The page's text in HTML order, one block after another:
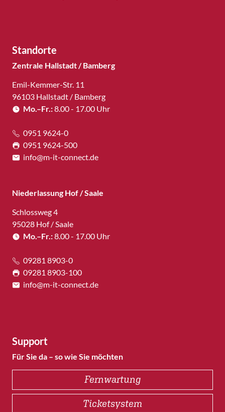
Standorte
Zentrale Hallstadt / Bamberg
Emil-Kemmer-Str. 11
96103 Hallstadt / Bamberg
Mo.–Fr.:8.00 - 17.00 Uhr
0951 9624-0
0951 9624-500
info@m-it-connect.de
Niederlassung Hof / Saale
Schlossweg 4
95028 Hof / Saale
Mo.–Fr.:8.00 - 17.00 Uhr
09281 8903-0
09281 8903-100
info@m-it-connect.de
Support
Für Sie da – so wie Sie möchten
Fernwartung
Ticketsystem